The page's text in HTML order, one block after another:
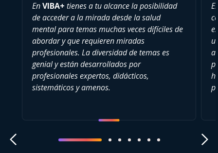
EnVIBA+ tienes a tu alcance la posibilidad
de acceder a la mirada desde la salud
mental para temas muchas veces difíciles de
abordar y que requieren miradas
profesionales. La diversidad de temas es
genial y están desarrollados por
profesionales expertos, didácticos,
sistemáticos y amenos.